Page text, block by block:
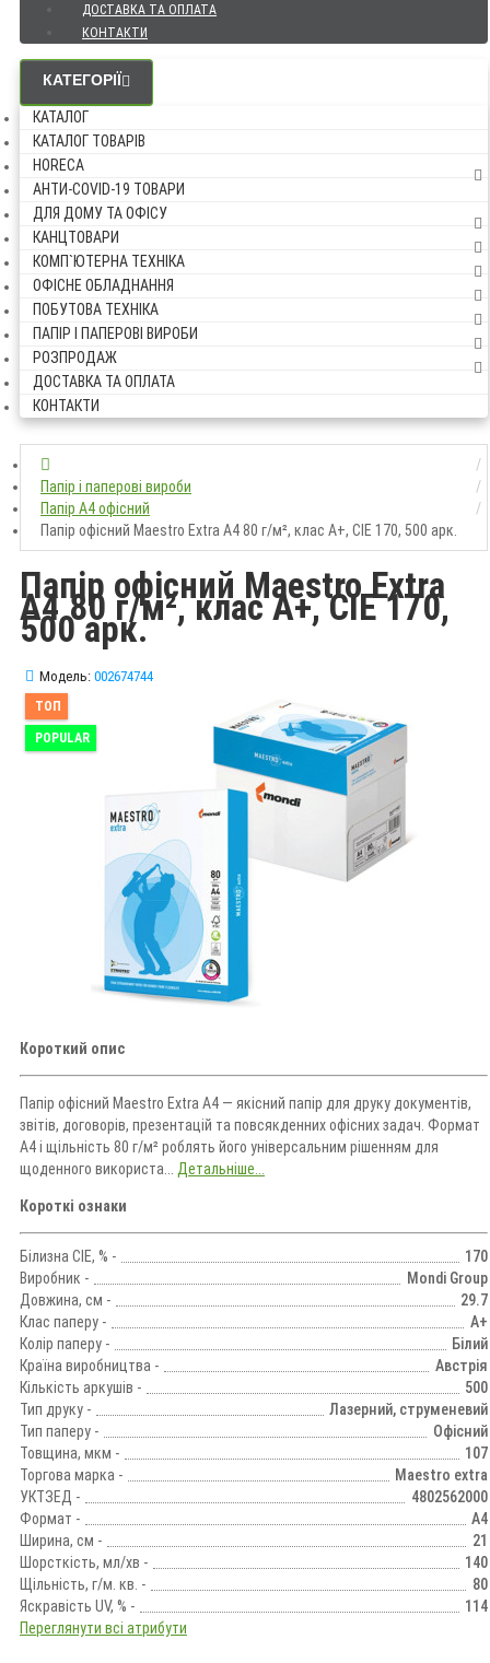
ДОСТАВКА ТА ОПЛАТА
КОНТАКТИ
КАТЕГОРІЇ
КАТАЛОГ
КАТАЛОГ ТОВАРІВ
HORECA
АНТИ-COVID-19 ТОВАРИ
ДЛЯ ДОМУ ТА ОФІСУ
КАНЦТОВАРИ
КОМП`ЮТЕРНА ТЕХНІКА
ОФІСНЕ ОБЛАДНАННЯ
ПОБУТОВА ТЕХНІКА
ПАПІР І ПАПЕРОВІ ВИРОБИ
РОЗПРОДАЖ
ДОСТАВКА ТА ОПЛАТА
КОНТАКТИ
Папір і паперові вироби
Папір A4 офісний
Папір офісний Maestro Extra A4 80 г/м², клас A+, CIE 170, 500 арк.
Папір офісний Maestro Extra
A4 80 г/м², клас A+, CIE 170,
500 арк.
Модель: 002674744
ТОП
POPULAR
Короткий опис
Папір офісний Maestro Extra A4 — якісний папір для друку документів,
звітів, договорів, презентацій та повсякденних офісних задач. Формат
A4 і щільність 80 г/м² роблять його універсальним рішенням для
щоденного використа... Детальніше...
Короткі ознаки
Білизна CIE, % -
170
Виробник -
Mondi Group
Довжина, см -
29.7
Клас паперу -
A+
Колір паперу -
Білий
Країна виробництва -
Австрія
Кількість аркушів -
500
Тип друку -
Лазерний, струменевий
Тип паперу -
Офісний
Товщина, мкм -
107
Торгова марка -
Maestro extra
УКТЗЕД -
4802562000
Формат -
А4
Ширина, см -
21
Шорсткість, мл/хв -
140
Щільність, г/м. кв. -
80
Яскравість UV, % -
114
Переглянути всі атрибути